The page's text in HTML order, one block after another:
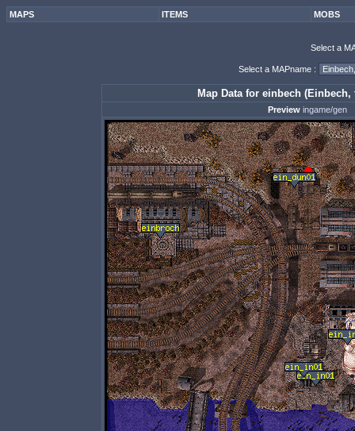
MAPS ITEMS MOBS
Select a
Select a MAPname :
Map Data for einbech
Preview ingame/gen